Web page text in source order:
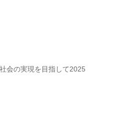
会の実現を目指して2025